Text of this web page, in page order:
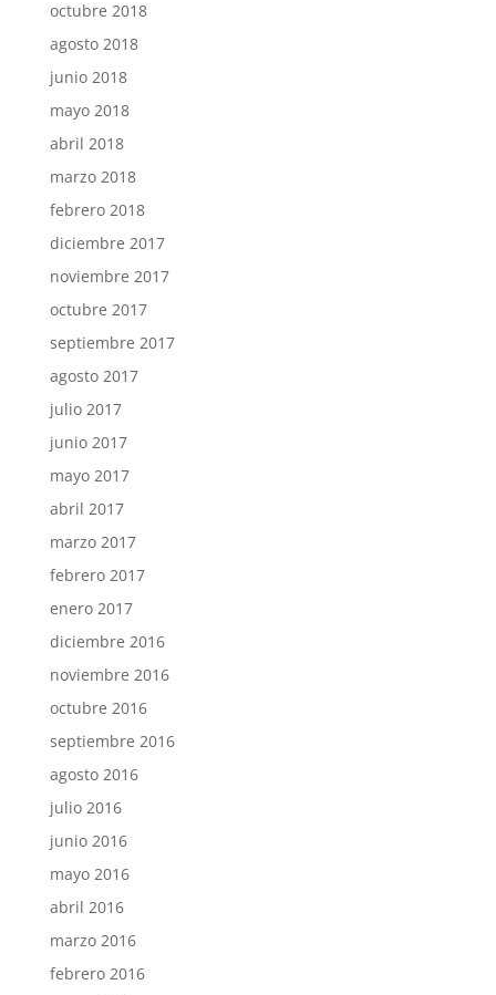
octubre 2018
agosto 2018
junio 2018
mayo 2018
abril 2018
marzo 2018
febrero 2018
diciembre 2017
noviembre 2017
octubre 2017
septiembre 2017
agosto 2017
julio 2017
junio 2017
mayo 2017
abril 2017
marzo 2017
febrero 2017
enero 2017
diciembre 2016
noviembre 2016
octubre 2016
septiembre 2016
agosto 2016
julio 2016
junio 2016
mayo 2016
abril 2016
marzo 2016
febrero 2016